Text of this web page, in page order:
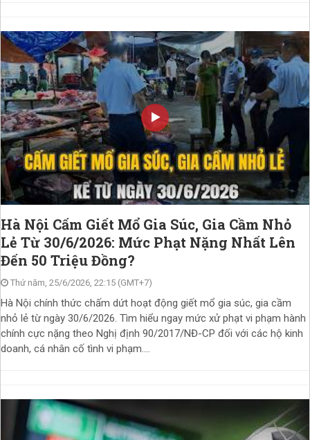
Hà Nội Cấm Giết Mổ Gia Súc, Gia Cầm Nhỏ
Lẻ Từ 30/6/2026: Mức Phạt Nặng Nhất Lên
Đến 50 Triệu Đồng?
Thứ năm, 25/6/2026, 22:15 (GMT+7)
Hà Nội chính thức chấm dứt hoạt động giết mổ gia súc, gia cầm
nhỏ lẻ từ ngày 30/6/2026. Tìm hiểu ngay mức xử phạt vi phạm hành
chính cực nặng theo Nghị định 90/2017/NĐ-CP đối với các hộ kinh
doanh, cá nhân cố tình vi phạm....